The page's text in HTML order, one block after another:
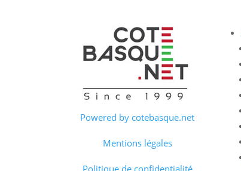
Powered by cotebasque.net
Mentions légales